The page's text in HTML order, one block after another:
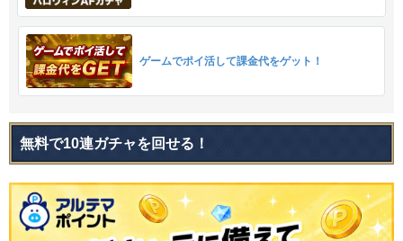
ゲームでポイ活して課金代をゲット！
無料で10連ガチャを回せる！